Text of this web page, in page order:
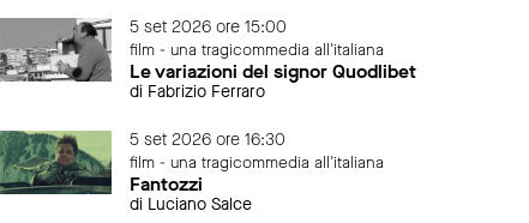
5 set 2026 ore 15:00
film - una tragicommedia all'italiana
Le variazioni del signor Quodlibet
di Fabrizio Ferraro
5 set 2026 ore 16:30
film - una tragicommedia all'italiana
Fantozzi
di Luciano Salce